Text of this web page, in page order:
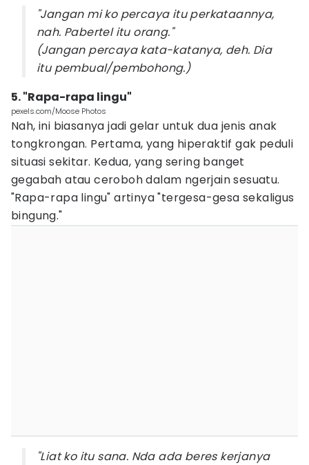
"Jangan mi ko percaya itu perkataannya,
nah. Pabertel itu orang."
(Jangan percaya kata-katanya, deh. Dia
itu pembual/pembohong.)
5. "Rapa-rapa lingu"
pexels.com/Moose Photos
Nah, ini biasanya jadi gelar untuk dua jenis anak
tongkrongan. Pertama, yang hiperaktif gak peduli
situasi sekitar. Kedua, yang sering banget
gegabah atau ceroboh dalam ngerjain sesuatu.
"Rapa-rapa lingu" artinya "tergesa-gesa sekaligus
bingung."
"Liat ko itu sana. Nda ada beres kerjanya